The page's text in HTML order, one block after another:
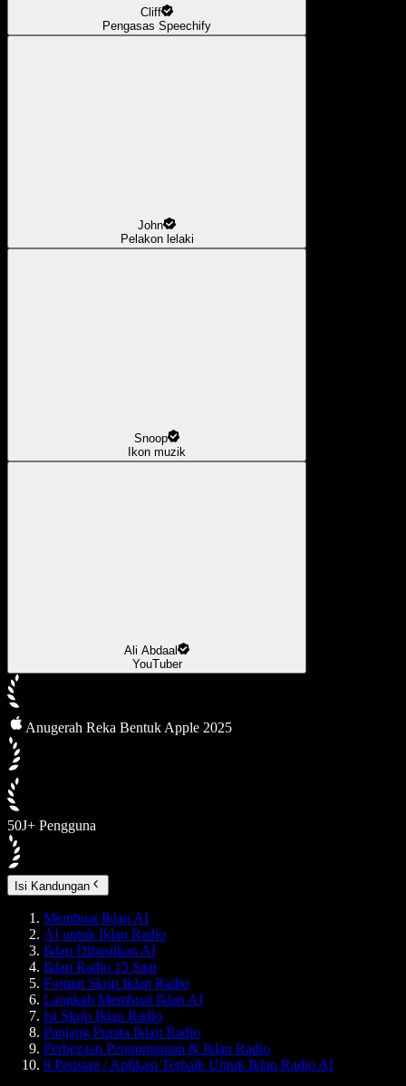
Cliff
Pengasas Speechify
John
Pelakon lelaki
Snoop
Ikon muzik
Ali Abdaal
YouTuber
Anugerah Reka Bentuk Apple 2025
50J+ Pengguna
Isi Kandungan
Membuat Iklan AI
AI untuk Iklan Radio
Iklan Dihasilkan AI
Iklan Radio 15 Saat
Format Skrip Iklan Radio
Langkah Membuat Iklan AI
Isi Skrip Iklan Radio
Panjang Purata Iklan Radio
Perbezaan Pengumuman & Iklan Radio
8 Perisian / Aplikasi Terbaik Untuk Iklan Radio AI